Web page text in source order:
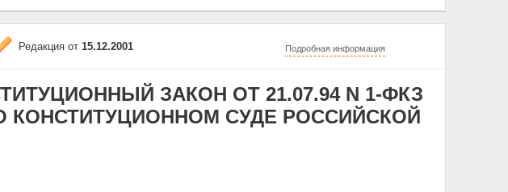
Редакция от 15.12.2001 Подробная информация
ЗАКОН ОТ 21.07.94 N 1-ФКЗ
КОНСТИТУЦИОННОМ СУДЕ РОССИЙСКОЙ